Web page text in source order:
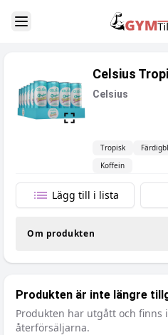
Toggle Sidebar
Celsius
Celsius
Tropisk
Koffein
Lägg till i lista
Om produkten
Produkten är inte längre
Produkten har utgått och finns
återförsäljarna.